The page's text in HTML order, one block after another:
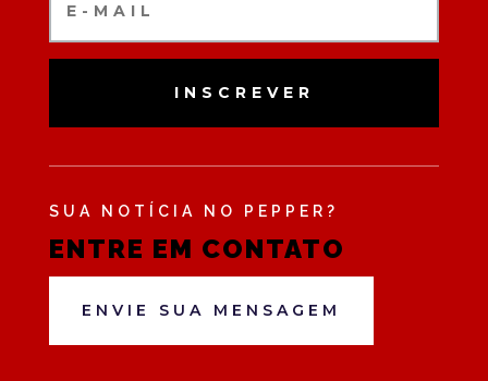
INSCREVER
SUA NOTÍCIA NO PEPPER?
ENTRE EM CONTATO
ENVIE SUA MENSAGEM